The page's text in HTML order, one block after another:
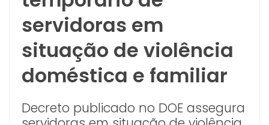
servidoras em
situação de violência
doméstica e familiar
Decreto publicado no DOE assegura